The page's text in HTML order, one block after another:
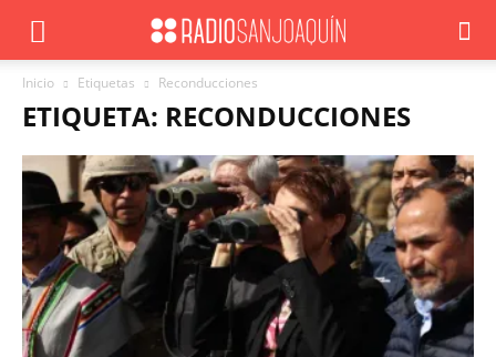
Inicio Etiquetas Reconducciones
ETIQUETA: RECONDUCCIONES